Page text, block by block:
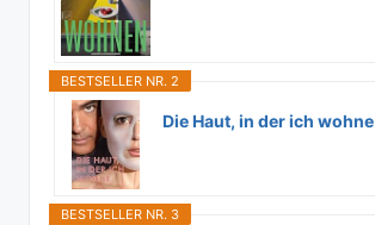
BESTSELLER NR. 2
Die Haut, in der ich wohne
BESTSELLER NR. 3